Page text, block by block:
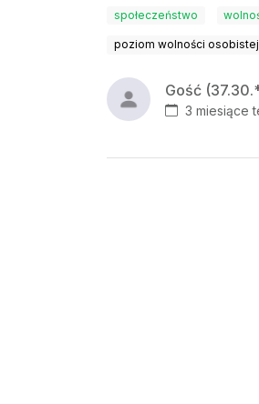
społeczeństwo
poziom wolności osobistej
Gość
3 miesiące